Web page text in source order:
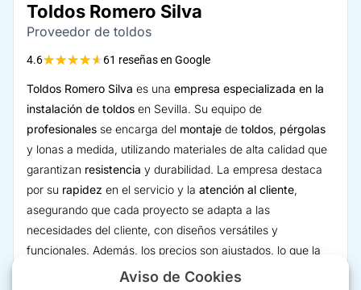
Aviso de Cookies
Toldos Romero Silva
Proveedor de toldos
4.6★★★★★ 61 reseñas en Google
Toldos Romero Silva es una empresa especializada en la
instalación de toldos en Sevilla. Su equipo de
profesionales se encarga del montaje de toldos, pérgolas
y lonas a medida, utilizando materiales de alta calidad que
garantizan resistencia y durabilidad. La empresa destaca
por su rapidez en el servicio y la atención al cliente,
asegurando que cada proyecto se adapta a las
necesidades del cliente, con diseños versátiles y
funcionales. Además, los precios son ajustados, lo que la
convierte en una opción muy recomendable para quienes